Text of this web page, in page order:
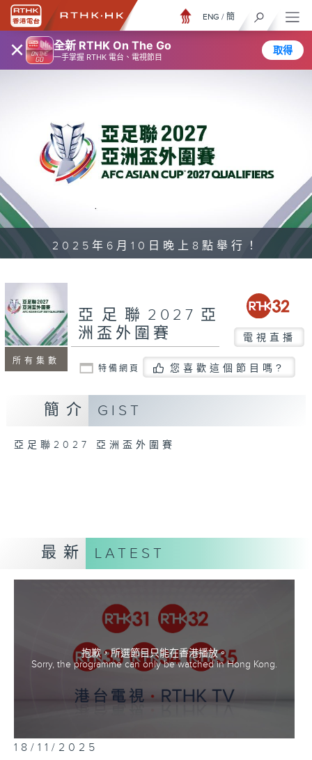
× 全新 RTHK On The Go
一手掌握 RTHK 電台、電視節目
取得
ENG / 簡
2025年6月10日晚上8點舉行！
所有集數
亞足聯2027亞
洲盃外圍賽
電視直播
特備網頁 您喜歡這個節目嗎?
簡介 GIST
亞足聯2027 亞洲盃外圍賽
最新 LATEST
抱歉，所選節目只能在香港播放。
Sorry, the programme can only be watched in Hong Kong.
18/11/2025